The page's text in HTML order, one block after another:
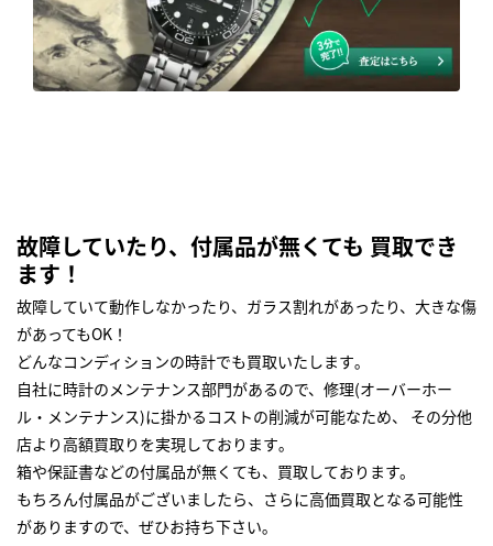
故障していたり、付属品が無くても 買取でき
ます！
故障していて動作しなかったり、ガラス割れがあったり、大きな傷
があってもOK！
どんなコンディションの時計でも買取いたします｡
自社に時計のメンテナンス部門があるので、修理(オーバーホー
ル・メンテナンス)に掛かるコストの削減が可能なため、 その分他
店より高額買取りを実現しております｡
箱や保証書などの付属品が無くても、買取しております。
もちろん付属品がございましたら、さらに高価買取となる可能性
がありますので、ぜひお持ち下さい｡